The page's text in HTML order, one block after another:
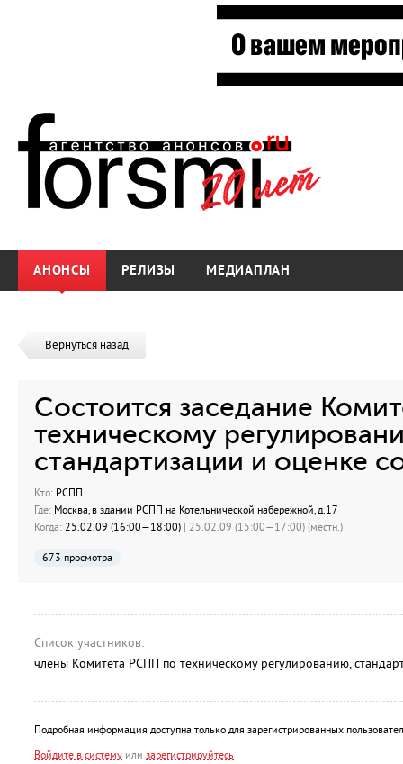
АНОНСЫ РЕЛИЗЫ МЕДИАПЛАН
Вернуться назад
Состоится заседание
техническому
стандартизации и оценке
Кто: РСПП
Где: Москва, в здании РСПП на Котельнической набережной, д.17
Когда: 25.02.09 (16:00—18:00) | 25.02.09 (15:00—17:00) (местн.)
673 просмотра
Список участников:
члены Комитета РСПП по техническому регулированию,
Подробная информация доступна только для зарегистрированных
Войдите в систему или зарегистрируйтесь